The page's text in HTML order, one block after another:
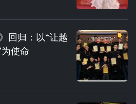
回归：以“让越
使命